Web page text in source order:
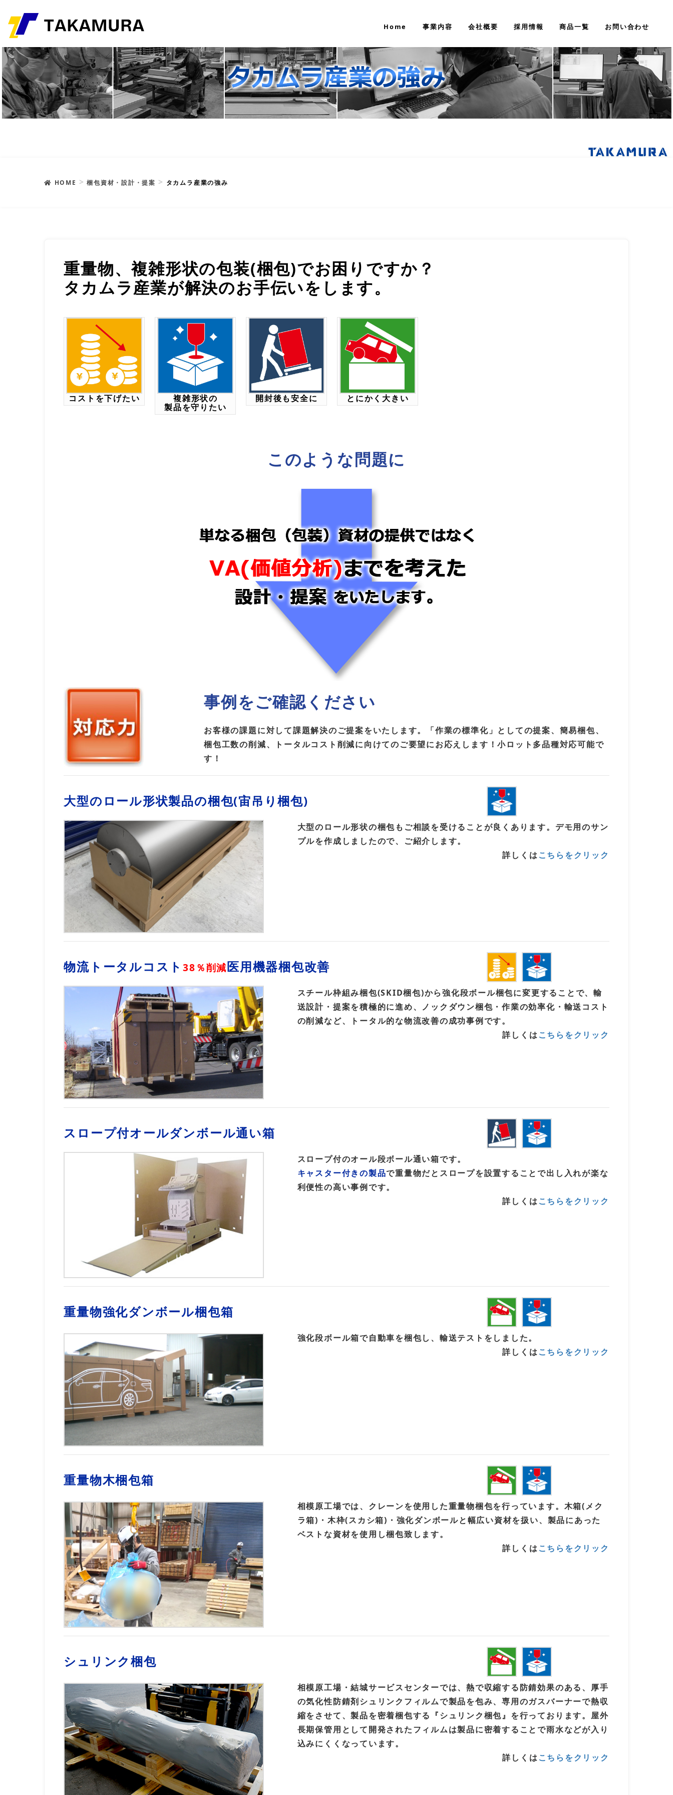
Home 事業内容 会社概要 採用情報 商品一覧 お問い合わせ
HOME 梱包資材・設計・提案 タカムラ産業の強み
重量物、複雑形状の包装(梱包)でお困りですか？
タカムラ産業が解決のお手伝いをします。
コストを下げたい
複雑形状の
製品を守りたい
開封後も安全に とにかく大きい
このような問題に
事例をご確認ください
お客様の課題に対して課題解決のご提案をいたします。「作業の標準化」としての提案、簡易梱包、
梱包工数の削減、トータルコスト削減に向けてのご要望にお応えします！小ロット多品種対応可能で
す！
大型のロール形状製品の梱包(宙吊り梱包)
大型のロール形状の梱包もご相談を受けることが良くあります。デモ用のサン
プルを作成しましたので、ご紹介します。
詳しくはこちらをクリック
物流トータルコスト38％削減医用機器梱包改善
スチール枠組み梱包(SKID梱包)から強化段ボール梱包に変更することで、輸
送設計・提案を積極的に進め、ノックダウン梱包・作業の効率化・輸送コスト
の削減など、トータル的な物流改善の成功事例です。
詳しくはこちらをクリック
スロープ付オールダンボール通い箱
スロープ付のオール段ボール通い箱です。
キャスター付きの製品で重量物だとスロープを設置することで出し入れが楽な
利便性の高い事例です。
詳しくはこちらをクリック
重量物強化ダンボール梱包箱
強化段ボール箱で自動車を梱包し、輸送テストをしました。
詳しくはこちらをクリック
重量物木梱包箱
相模原工場では、クレーンを使用した重量物梱包を行っています。木箱(メク
ラ箱)・木枠(スカシ箱)・強化ダンボールと幅広い資材を扱い、製品にあった
ベストな資材を使用し梱包致します。
詳しくはこちらをクリック
シュリンク梱包
相模原工場・結城サービスセンターでは、熱で収縮する防錆効果のある、厚手
の気化性防錆剤シュリンクフィルムで製品を包み、専用のガスバーナーで熱収
縮をさせて、製品を密着梱包する『シュリンク梱包』を行っております。屋外
長期保管用として開発されたフィルムは製品に密着することで雨水などが入り
込みにくくなっています。
詳しくはこちらをクリック